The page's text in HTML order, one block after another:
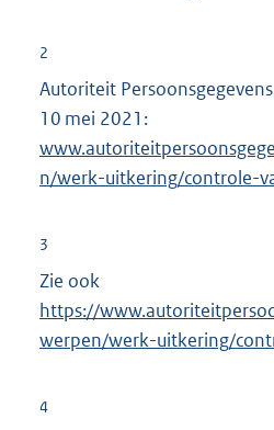
e
i
n
2
Autoriteit
10 mei 2021:
x
t
l
i
n/werk-uitkering/controle-
3
Zie ook
x
t
https://
werpen/werk-uitkering/
4